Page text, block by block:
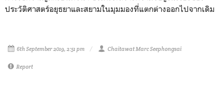
ประวัติศาสตร์อยุธยาและสยามในมุมมองที่แตกต่างออกไปจากเดิม
6th September 2019, 2:51 pm Chaitawat Marc Seephongsai
Report